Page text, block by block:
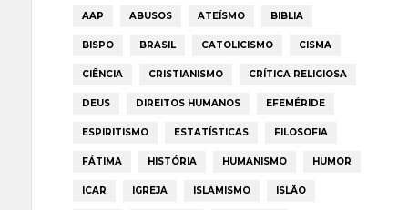
AAP ABUSOS ATEÍSMO BIBLIA
BISPO BRASIL CATOLICISMO CISMA
CIÊNCIA CRISTIANISMO CRÍTICA RELIGIOSA
DEUS DIREITOS HUMANOS EFEMÉRIDE
ESPIRITISMO ESTATÍSTICAS FILOSOFIA
FÁTIMA HISTÓRIA HUMANISMO HUMOR
ICAR IGREJA ISLAMISMO ISLÃO